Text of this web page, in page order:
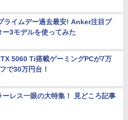
ライムデー過去最安! Anker注目プ
ー3モデルを使ってみた
5060 Ti搭載ゲーミングPCが7万
で30万円台！
ーレス一眼の大特集！ 見どころ記事